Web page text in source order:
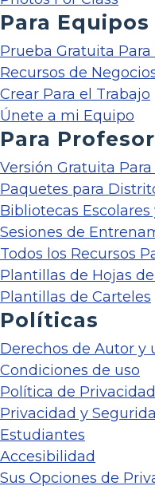
Para Equipos
Prueba Gratuita Para
Recursos de
Crear Para el Trabajo
Únete a mi Equipo
Para
Versión Gratuita
Paquetes para
Bibliotecas
Sesiones de
Todos los Recursos
Plantillas de Hojas
Plantillas de Carteles
Políticas
Derechos de Autor y
Condiciones de uso
Política de Privacidad
Privacidad y
Estudiantes
Accesibilidad
Sus Opciones de